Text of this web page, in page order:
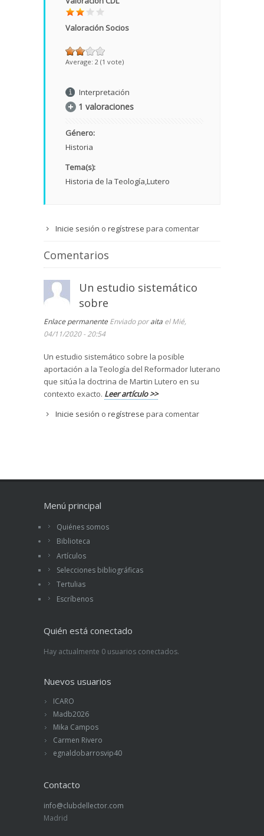
Valoración Socios
Average: 2 (1 vote)
Interpretación
1 valoraciones
Género:
Historia
Tema(s):
Historia de la Teología Lutero
Inicie sesión o regístrese para comentar
Comentarios
Un estudio sistemático
sobre
Enlace permanente Enviado poraita el Mié,
04/11/2020 - 20:54
Un estudio sistemático sobre la posible
aportación a la Teología del Reformador luterano
que sitúa la doctrina de Martin Lutero en su
contexto exacto. Leer artículo >>
Inicie sesión o regístrese para comentar
Menú principal
Quiénes somos
Biblioteca
Artículos
Selecciones bibliográficas
Tertulias
Escríbenos
Quién está conectado
Hay actualmente 0 usuarios conectados.
Nuevos usuarios
ICARO
Madb2026
Mika Campos
Carmen Rivero
egnaldobarrosvip40
Contacto
info@clubdellector.com
Madrid